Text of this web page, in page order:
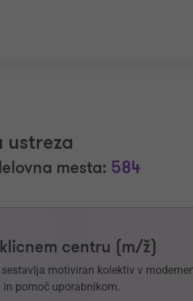
ustreza
mesta: 584
centru (m/ž)
motiviran kolektiv v
pomoč uporabnikom.